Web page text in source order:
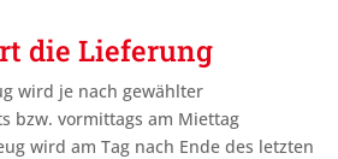
die Lieferung
wird je nach gewählter
bzw. vormittags am Miettag
wird am Tag nach Ende des letzten